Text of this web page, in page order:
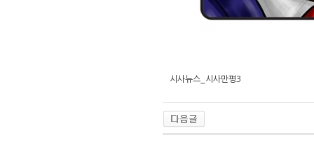
시사뉴스_시사만평3